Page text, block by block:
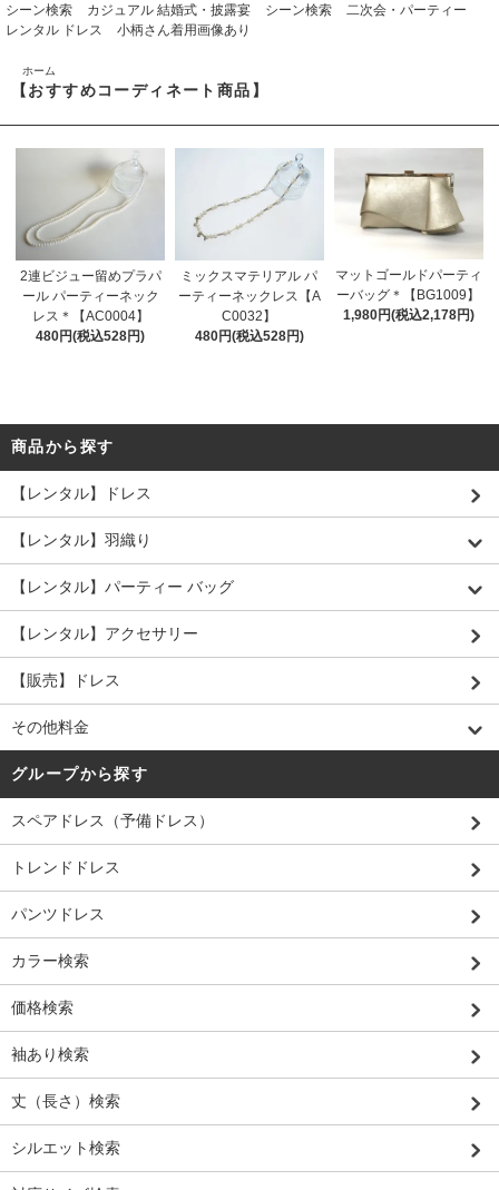
シーン検索
カジュアル 結婚式・披露宴 シーン検索
二次会・パーティー
レンタル ドレス
小柄さん着用画像あり
ホーム
【おすすめコーディネート商品】
2連ビジュー留めプラパ
ール パーティーネック
レス＊【AC0004】
480円(税込528円)
ミックスマテリアル パ
ーティーネックレス【A
C0032】
480円(税込528円)
マットゴールドパーティ
ーバッグ＊【BG1009】
1,980円(税込2,178円)
商品から探す
【レンタル】ドレス
【レンタル】羽織り
【レンタル】パーティー バッグ
【レンタル】アクセサリー
【販売】ドレス
その他料金
グループから探す
スペアドレス（予備ドレス）
トレンドドレス
パンツドレス
カラー検索
価格検索
袖あり検索
丈（長さ）検索
シルエット検索